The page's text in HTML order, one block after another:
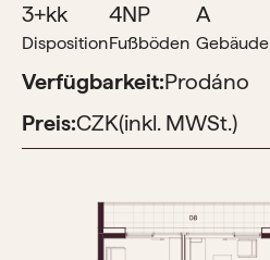
3+kk 4NP A
DispositionFußböden Gebäude
Verfügbarkeit:Prodáno
Preis:CZK(inkl. MWSt.)